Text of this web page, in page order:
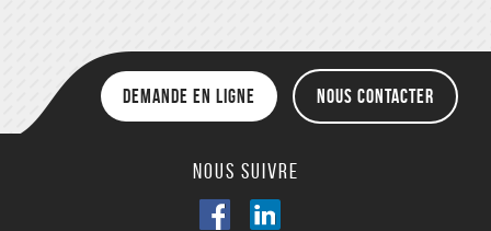
Demande en ligne Nous contacter
Nous suivre